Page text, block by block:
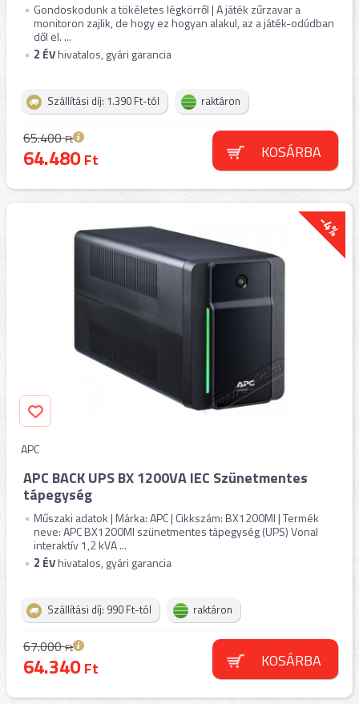
Gondoskodunk a tökéletes légkörről | A játék zűrzavar a
monitoron zajlik, de hogy ez hogyan alakul, az a játék-odúdban
dől el. ...
2 ÉVhivatalos, gyári garancia
Szállítási díj: 1.390 Ft-tól raktáron
65.400Ft
64.480Ft KOSÁRBA
-4%
APC
APC BACK UPS BX 1200VA IEC Szünetmentes
tápegység
Műszaki adatok | Márka: APC | Cikkszám: BX1200MI | Termék
neve: APC BX1200MI szünetmentes tápegység (UPS) Vonal
interaktív 1,2 kVA ...
2 ÉVhivatalos, gyári garancia
Szállítási díj: 990 Ft-tól raktáron
67.000Ft
64.340Ft KOSÁRBA